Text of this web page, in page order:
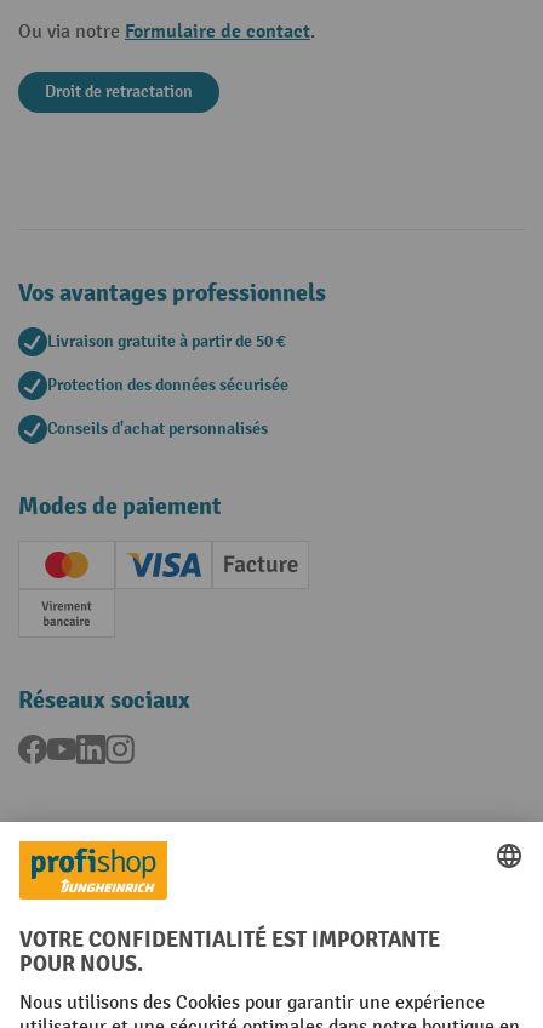
Ou via notre Formulaire de contact.
Droit de retractation
Vos avantages professionnels
Livraison gratuite à partir de 50 €
Protection des données sécurisée
Conseils d'achat personnalisés
Modes de paiement
Creditcard (Master)Creditcard (Visa)
Facture
Paiement anticipé
Réseaux sociaux
Facebook
YouTubeLinkedInInstagram
Langues
FR NL
Conditions générales Mentions légales